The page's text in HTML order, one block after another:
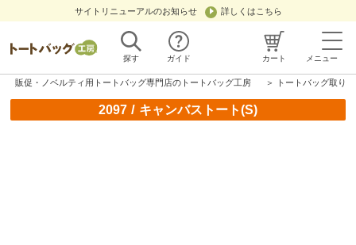
サイトリニューアルのお知らせ 詳しくはこちら
探す ガイド カート メニュー
販促・ノベルティ用トートバッグ専門店のトートバッグ工房 ＞ トートバッグ取り
2097/ キャンバストート(S)